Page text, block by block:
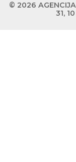
© 2026 AGENCIJA
31,